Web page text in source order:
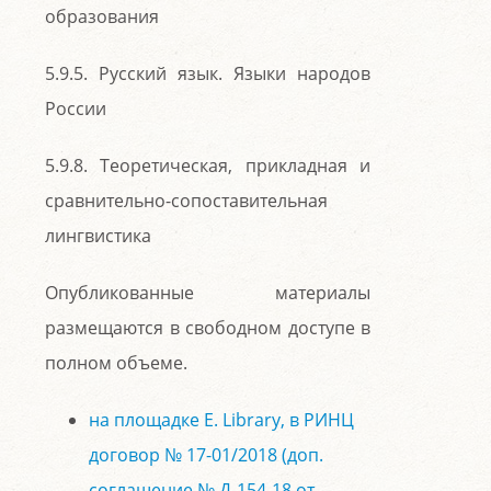
образования
5.9.5. Русский язык. Языки народов
России
5.9.8. Теоретическая, прикладная и
сравнительно-сопоставительная
лингвистика
Опубликованные материалы
размещаются в свободном доступе в
полном объеме.
на площадке E. Library, в РИНЦ
договор № 17-01/2018 (доп.